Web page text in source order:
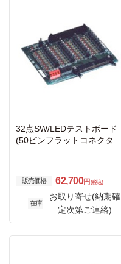
32点SW/LEDテストボード
(50ピンフラットコネクタ
販売価格 62,700円 (税込)
在庫
お取り寄せ(納期確
定次第ご連絡)